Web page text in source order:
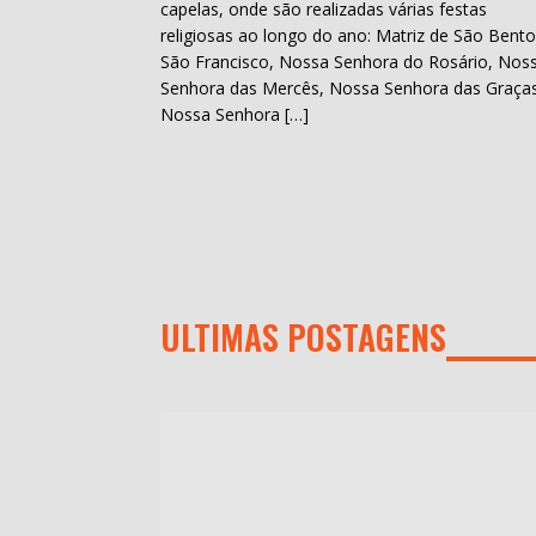
capelas, onde são realizadas várias festas
religiosas ao longo do ano: Matriz de São
São Francisco, Nossa Senhora do Rosário,
Senhora das Mercês, Nossa Senhora das
Nossa Senhora […]
ULTIMAS POSTAGENS